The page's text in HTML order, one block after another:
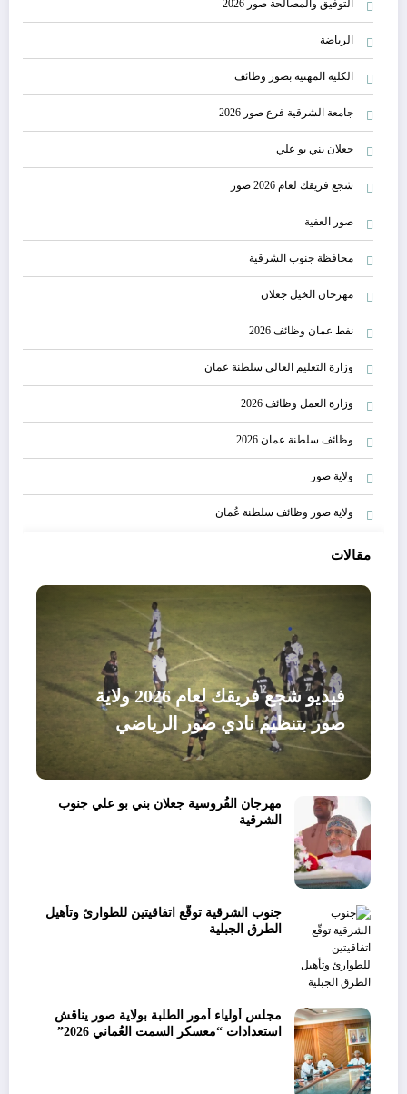
التوفيق والمصالحة صور 2026
الرياضة
الكلية المهنية بصور وظائف
جامعة الشرقية فرع صور 2026
جعلان بني بو علي
شجع فريقك لعام 2026 صور
صور العفية
محافظة جنوب الشرقية
مهرجان الخيل جعلان
نفط عمان وظائف 2026
وزارة التعليم العالي سلطنة عمان
وزارة العمل وظائف 2026
وظائف سلطنة عمان 2026
ولاية صور
ولاية صور وظائف سلطنة عُمان
مقالات
فيديو شجع فريقك لعام 2026 ولاية
صور بتنظيم نادي صور الرياضي
مهرجان الفُروسية جعلان بني بو علي جنوب
الشرقية
جنوب الشرقية توقّع اتفاقيتين للطوارئ وتأهيل
الطرق الجبلية
مجلس أولياء أمور الطلبة بولاية صور يناقش
استعدادات “معسكر السمت العُماني 2026”